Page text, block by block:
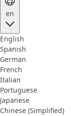
en
English
Spanish
German
French
Italian
Portuguese
Japanese
Chinese (Simplified)